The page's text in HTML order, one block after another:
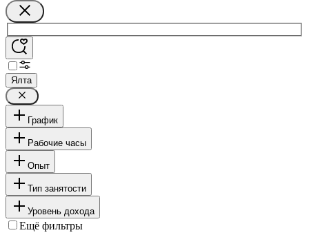
Ялта
График
Рабочие часы
Опыт
Тип занятости
Уровень дохода
Ещё фильтры